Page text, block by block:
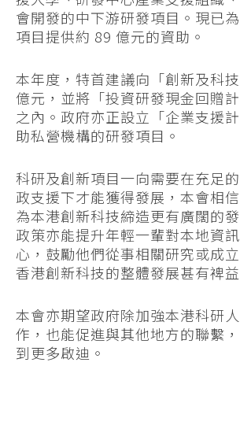
會開發的中下游研發項目。現已
項目提供約 89 億元的資助。
本年度，特首建議向「創新及科
億元，並將「投資研發現金回贈
之內。政府亦正設立「企業支援
助私營機構的研發項目。
科研及創新項目一向需要在充足
政支援下才能獲得發展，本會相
為本港創新科技締造更有廣闊的
政策亦能提升年輕一輩對本地資
心，鼓勵他們從事相關研究或成
香港創新科技的整體發展甚有裨益
本會亦期望政府除加強本港科研
作，也能促進與其他地方的聯繫
到更多啟迪。